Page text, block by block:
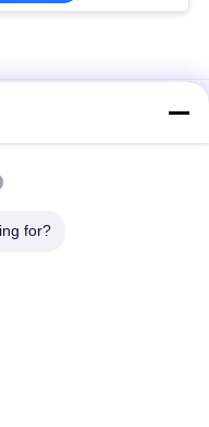
Processing in Mining
for?